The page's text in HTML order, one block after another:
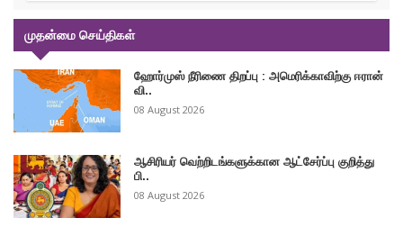
முதன்மை செய்திகள்
ஹோர்முஸ் நீரிணை திறப்பு : அமெரிக்காவிற்கு ஈரான்
வி..
08 August 2026
ஆசிரியர் வெற்றிடங்களுக்கான ஆட்சேர்ப்பு குறித்து
பி..
08 August 2026